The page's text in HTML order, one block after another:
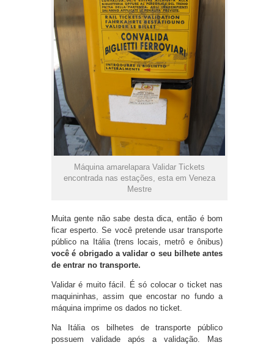
Máquina amarelapara Validar Tickets
encontrada nas estações, esta em Veneza
Mestre
Muita gente não sabe desta dica, então é bom
ficar esperto. Se você pretende usar transporte
público na Itália (trens locais, metrô e ônibus)
você é obrigado a validar o seu bilhete antes
de entrar no transporte.
Validar é muito fácil. É só colocar o ticket nas
maquininhas, assim que encostar no fundo a
máquina imprime os dados no ticket.
Na Itália os bilhetes de transporte público
possuem validade após a validação. Mas